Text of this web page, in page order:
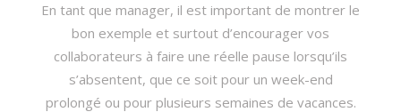
En tant que manager, il est important de montrer le
bon exemple et surtout d’encourager vos
collaborateurs à faire une réelle pause lorsqu’ils
s’absentent, que ce soit pour un week-end
prolongé ou pour plusieurs semaines de vacances.